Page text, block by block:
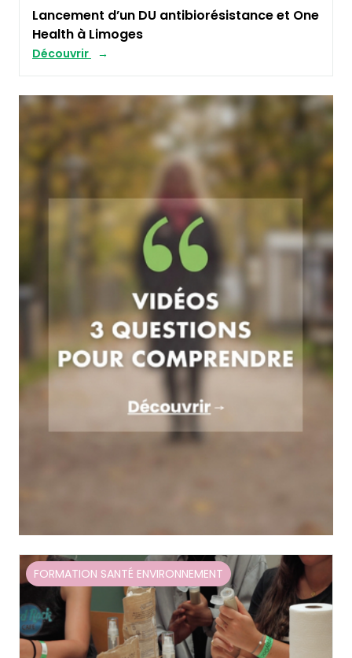
Lancement d’un DU antibiorésistance et One
Health à Limoges
Découvrir
FORMATION SANTÉ ENVIRONNEMENT